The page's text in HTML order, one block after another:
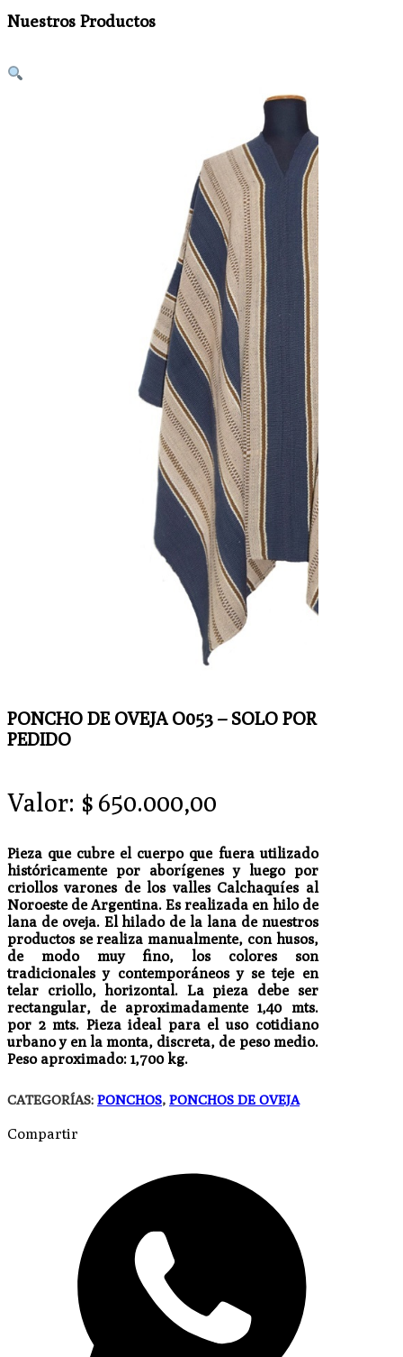
Nuestros Productos
PONCHO DE OVEJA O053 – SOLO POR
PEDIDO
Valor: $ 650.000,00
Pieza que cubre el cuerpo que fuera utilizado
históricamente por aborígenes y luego por
criollos varones de los valles Calchaquíes al
Noroeste de Argentina. Es realizada en hilo de
lana de oveja. El hilado de la lana de nuestros
productos se realiza manualmente, con husos,
de modo muy fino, los colores son
tradicionales y contemporáneos y se teje en
telar criollo, horizontal. La pieza debe ser
rectangular, de aproximadamente 1,40 mts.
por 2 mts. Pieza ideal para el uso cotidiano
urbano y en la monta, discreta, de peso medio.
Peso aproximado: 1,700 kg.
CATEGORÍAS: PONCHOS, PONCHOS DE OVEJA
Compartir